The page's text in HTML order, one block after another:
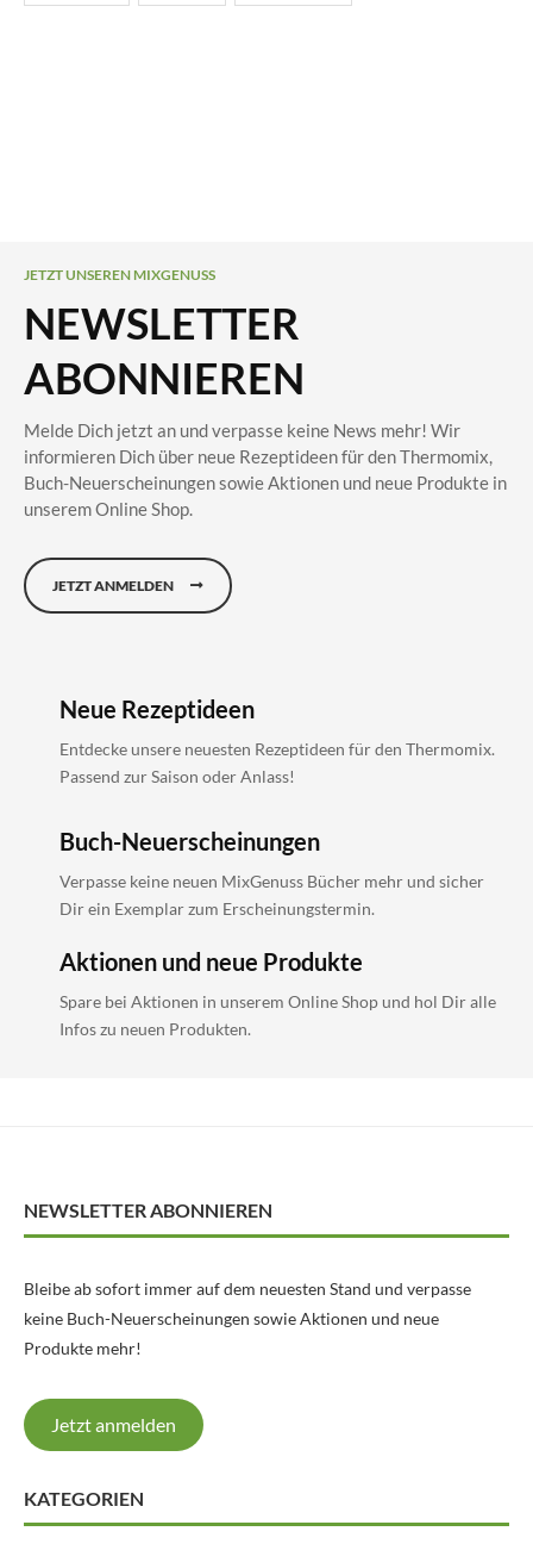
JETZT UNSEREN MIXGENUSS
NEWSLETTER
ABONNIEREN
Melde Dich jetzt an und verpasse keine News mehr! Wir
informieren Dich über neue Rezeptideen für den Thermomix,
Buch-Neuerscheinungen sowie Aktionen und neue Produkte in
unserem Online Shop.
JETZT ANMELDEN
Neue Rezeptideen
Entdecke unsere neuesten Rezeptideen für den Thermomix.
Passend zur Saison oder Anlass!
Buch-Neuerscheinungen
Verpasse keine neuen MixGenuss Bücher mehr und sicher
Dir ein Exemplar zum Erscheinungstermin.
Aktionen und neue Produkte
Spare bei Aktionen in unserem Online Shop und hol Dir alle
Infos zu neuen Produkten.
NEWSLETTER ABONNIEREN
Bleibe ab sofort immer auf dem neuesten Stand und verpasse
keine Buch-Neuerscheinungen sowie Aktionen und neue
Produkte mehr!
Jetzt anmelden
KATEGORIEN